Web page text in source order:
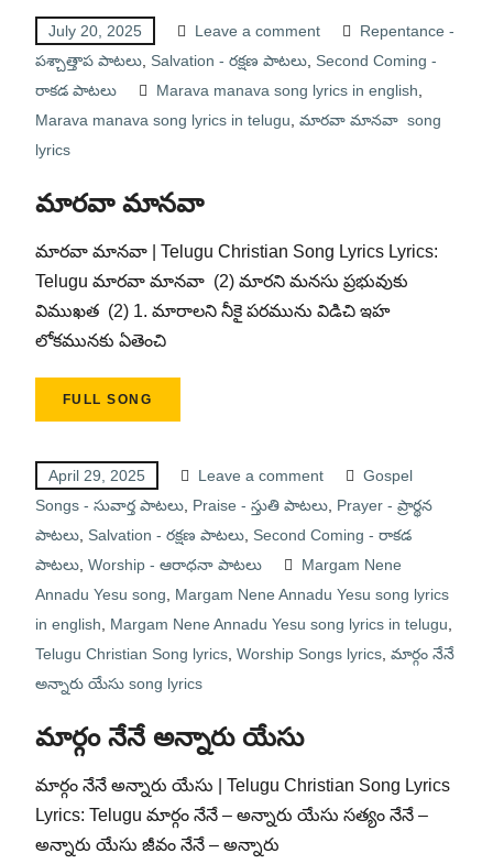
July 20, 2025 Leave a comment
Repentance -
పశ్చాత్తాప పాటలు, Salvation - రక్షణ పాటలు, Second Coming -
రాకడ పాటలు
Marava manava song lyrics in english
Marava manava song lyrics in telugu మారవా మానవా song
lyrics
మారవా మానవా
మారవా మానవా | Telugu Christian Song Lyrics Lyrics:
Telugu మారవా మానవా (2) మారని మనసు ప్రభువుకు
విముఖత (2) 1. మారాలని నీకై పరమును విడిచి ఇహ
లోకమునకు ఏతెంచి
FULL SONG
April 29, 2025 Leave a comment
Gospel
Songs - సువార్త పాటలు, Praise - స్తుతి పాటలు, Prayer - ప్రార్థన
పాటలు, Salvation - రక్షణ పాటలు, Second Coming - రాకడ
పాటలు, Worship - ఆరాధనా పాటలు
Margam Nene
Annadu Yesu song
Margam Nene Annadu Yesu song lyrics
in english
Margam Nene Annadu Yesu song lyrics in telugu
Telugu Christian Song lyrics, Worship Songs lyrics, మార్గం నేనే
అన్నారు యేసు song lyrics
మార్గం నేనే అన్నారు యేసు
మార్గం నేనే అన్నారు యేసు | Telugu Christian Song Lyrics
Lyrics: Telugu మార్గం నేనే – అన్నారు యేసు సత్యం నేనే –
అన్నారు యేసు జీవం నేనే – అన్నారు